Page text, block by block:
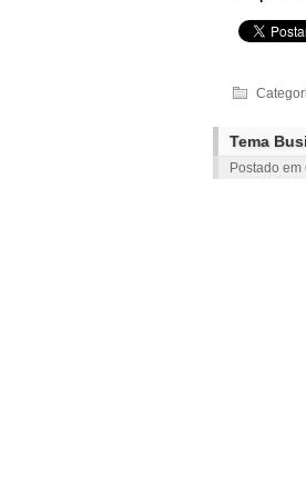
Tema
Postado em